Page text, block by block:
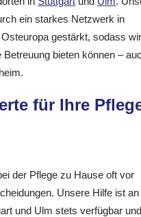
ein starkes Netzwerk in
gestärkt, sodass
bieten können –
für Ihre
der Pflege zu Hause oft vor
Unsere Hilfe ist an
und Ulm stets verfügbar und